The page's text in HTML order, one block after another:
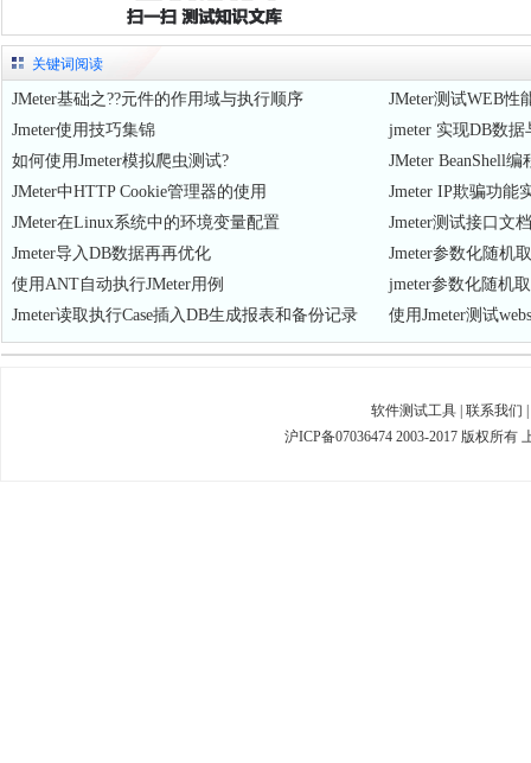
关键词阅读
JMeter基础之??元件的作用域与执行顺序
JMeter测试WEB性
Jmeter使用技巧集锦
jmeter 实现DB数
如何使用Jmeter模拟爬虫测试?
JMeter BeanShell
JMeter中HTTP Cookie管理器的使用
Jmeter IP欺骗功能
JMeter在Linux系统中的环境变量配置
Jmeter测试接口文档
Jmeter导入DB数据再再优化
Jmeter参数化随机
使用ANT自动执行JMeter用例
jmeter参数化随机
Jmeter读取执行Case插入DB生成报表和备份记录
使用Jmeter测试
软件测试工具 联系我们
沪ICP备07036474 2003-2017 版权所有